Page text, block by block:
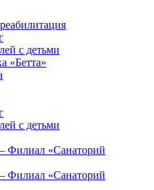
с детьми
«Бетта»
с детьми
Филиал «Санаторий
Филиал «Санаторий